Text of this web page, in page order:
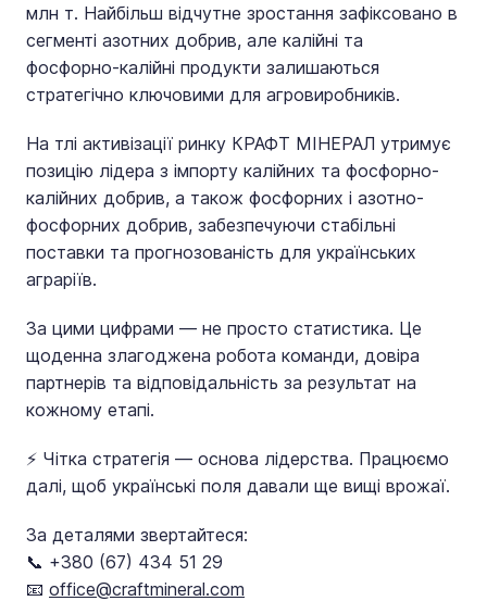
млн т. Найбільш відчутне зростання зафіксовано в
сегменті азотних добрив, але калійні та
фосфорно-калійні продукти залишаються
стратегічно ключовими для агровиробників.
На тлі активізації ринку КРАФТ МІНЕРАЛ утримує
позицію лідера з імпорту калійних та фосфорно-
калійних добрив, а також фосфорних і азотно-
фосфорних добрив, забезпечуючи стабільні
поставки та прогнозованість для українських
аграріїв.
За цими цифрами — не просто статистика. Це
щоденна злагоджена робота команди, довіра
партнерів та відповідальність за результат на
кожному етапі.
⚡️ Чітка стратегія — основа лідерства. Працюємо
далі, щоб українські поля давали ще вищі врожаї.
За деталями звертайтеся:
📞 +380 (67) 434 51 29
📧 office@craftmineral.com